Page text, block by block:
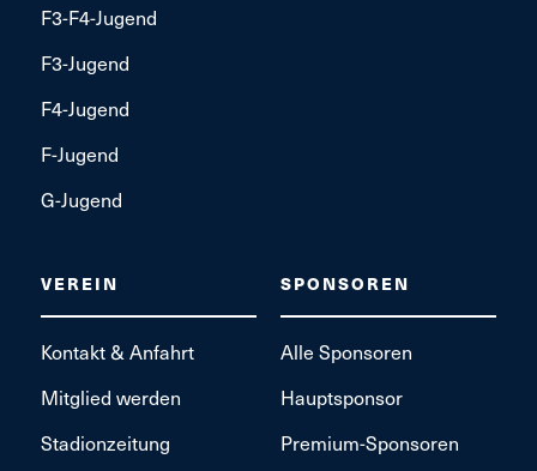
F3-F4-Jugend
F3-Jugend
F4-Jugend
F-Jugend
G-Jugend
VEREIN
Kontakt & Anfahrt
Mitglied werden
Stadionzeitung
SPONSOREN
Alle Sponsoren
Hauptsponsor
Premium-Sponsoren